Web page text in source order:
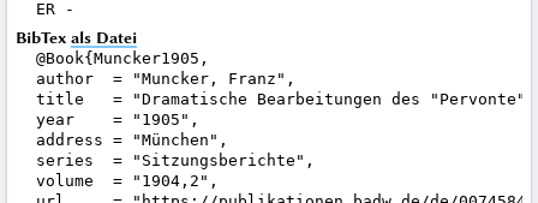
BibTex als Datei
@Book{Muncker1905,
author  = "Muncker, Franz",
title   = "Dramatische Bearbeitungen des "Pervonte"
year    = "1905",
address = "München",
series  = "Sitzungsberichte",
volume  = "1904,2",